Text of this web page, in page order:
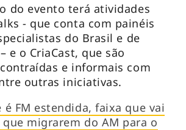
do evento terá atividades
- que conta com painéis
do Brasil e de
e o CriaCast, que são
e informais com
outras iniciativas.
é FM estendida, faixa que vai
migrarem do AM para o